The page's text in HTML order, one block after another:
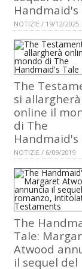
Handmaid's
NOTIZIE / 19/12/2025
The
si allargherà
online il
di The
Handmaid's
NOTIZIE / 6/09/2019
The
Tale:
Atwood
il sequel del